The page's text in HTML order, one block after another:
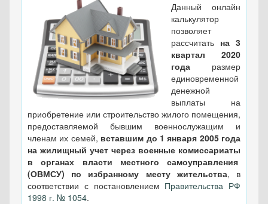
Данный онлайн
калькулятор
позволяет
рассчитать на 3
квартал 2020
года размер
единовременной
денежной
выплаты на
приобретение или строительство жилого помещения,
предоставляемой бывшим военнослужащим и
членам их семей, вставшим до 1 января 2005 года
на жилищный учет через военные комиссариаты
в органах власти местного самоуправления
(ОВМСУ) по избранному месту жительства, в
соответствии с постановлением Правительства РФ
1998 г. № 1054.